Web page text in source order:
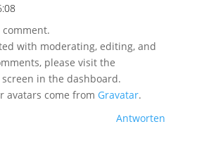
comment.
with moderating, editing, and
please visit the
screen in the dashboard.
avatars come from Gravatar.
Antworten